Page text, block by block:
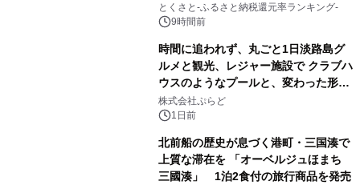
とくさと-ふるさと納税還元率ランキング-
9時間前
時間に追われず、丸ごと1日淡路島グ
ルメと観光、レジャー施設で クラブハ
ウスのようなプールと、変わった形の
サウナも 「THE BOXY AWAJI」のお
得な素泊まり連泊プランで
株式会社ぷらど
1日前
北前船の歴史が息づく港町・三国湊で
上質な滞在を 「オーベルジュほまち
三國湊」 1泊2食付の旅行商品を発売